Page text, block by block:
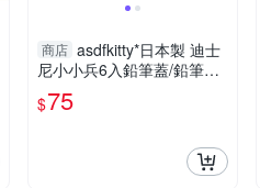
商店 asdfkitty*日本製 迪士
尼小小兵6入鉛筆蓋/鉛筆延
長器/鉛筆套/鉛筆帽
$75